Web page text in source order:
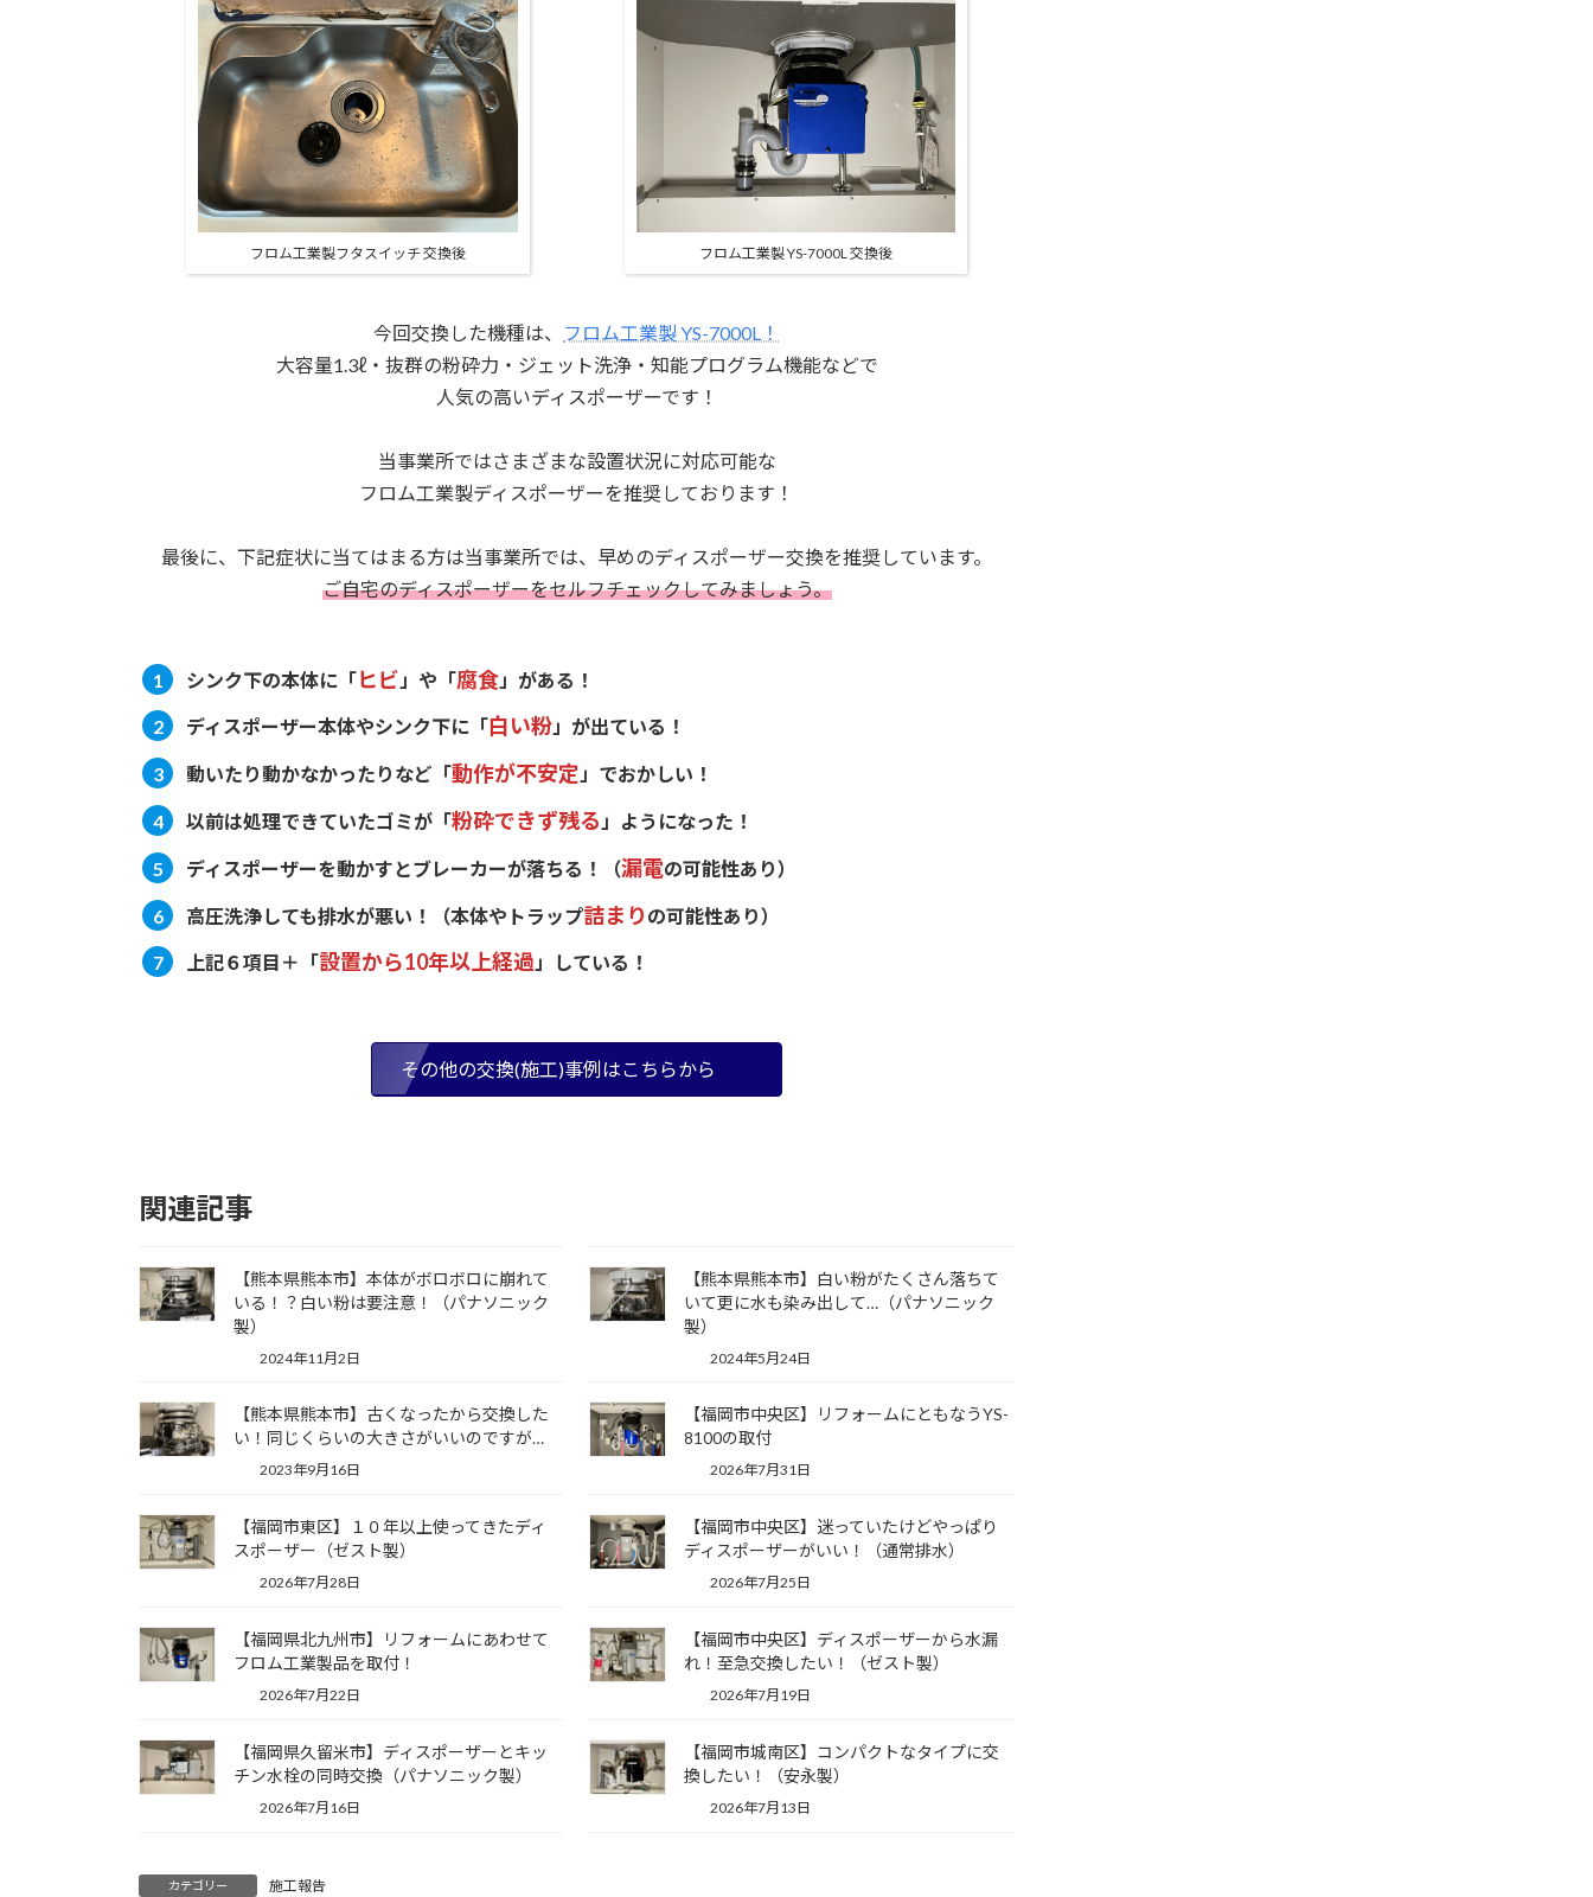
フロム工業製フタスイッチ 交換後 フロム工業製 YS-7000L 交換後
今回交換した機種は、 フロム工業製 YS-7000L！
大容量1.3ℓ・抜群の粉砕力・ジェット洗浄・ 知能プログラム機能などで
人気の高いディスポーザーです！
当事業所ではさまざまな設置状況に対応可能な
フロム工業製ディスポーザーを推奨しております！
最後に、下記症状に当てはまる方は当事業所では、 早めのディスポーザー交換を推奨しています。
ご自宅のディスポーザーをセルフチェックしてみましょう。
シンク下の本体に 「ヒビ 」や「腐食 」がある！
ディスポーザー本体やシンク下に 「白い粉 」が出ている！
動いたり動かなかったりなど 「動作が不安定 」でおかしい！
以前は処理できていたゴミが 「粉砕できず残る 」ようになった！
ディスポーザーを動かすとブレーカーが落ちる！（漏電の可能性あり）
高圧洗浄しても排水が悪い！ （本体やトラップ詰まり の可能性あり）
上記６項目＋「設置から10年以上経過 」している！
その他の交換(施工)事例はこちらから
関連記事
【熊本県熊本市】本体がボロボロに崩れて
いる！？白い粉は要注意！（パナソニック
製）
2024年11月2日
【熊本県熊本市】白い粉がたくさん落ちて
いて更に水も染み出して…（パナソニック
製）
2024年5月24日
【熊本県熊本市】古くなったから交換した
い！同じくらいの大きさがいいのですが…
2023年9月16日
【福岡市中央区】リフォームにともなうYS-
8100の取付
2026年7月31日
【福岡市東区】１０年以上使ってきたディ
スポーザー（ゼスト製）
2026年7月28日
【福岡市中央区】迷っていたけどやっぱり
ディスポーザーがいい！（通常排水）
2026年7月25日
【福岡県北九州市】リフォームにあわせて
フロム工業製品を取付！
2026年7月22日
【福岡市中央区】ディスポーザーから水漏
れ！至急交換したい！（ゼスト製）
2026年7月19日
【福岡県久留米市】ディスポーザーとキッ
チン水栓の同時交換（パナソニック製）
2026年7月16日
【福岡市城南区】コンパクトなタイプに交
換したい！（安永製）
2026年7月13日
カテゴリー 施工報告